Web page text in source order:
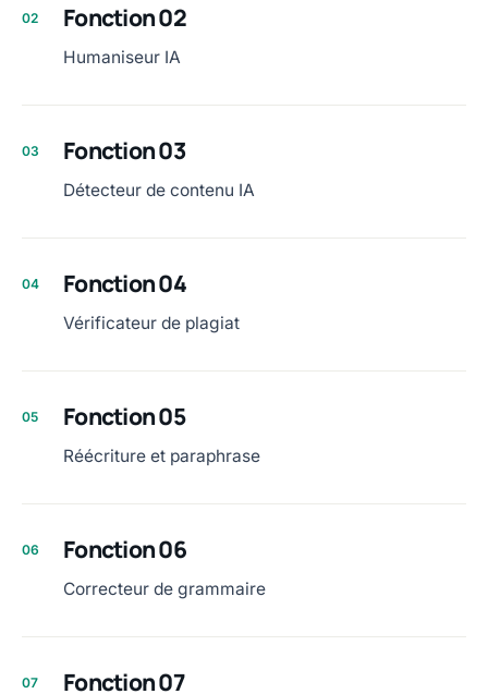
02 Fonction 02
Humaniseur IA
03 Fonction 03
Détecteur de contenu IA
04 Fonction 04
Vérificateur de plagiat
05 Fonction 05
Réécriture et paraphrase
06 Fonction 06
Correcteur de grammaire
07 Fonction 07